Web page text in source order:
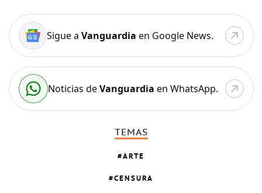
Sigue a Vanguardia en Google News.
Noticias deVanguardia en WhatsApp.
TEMAS
ARTE
CENSURA